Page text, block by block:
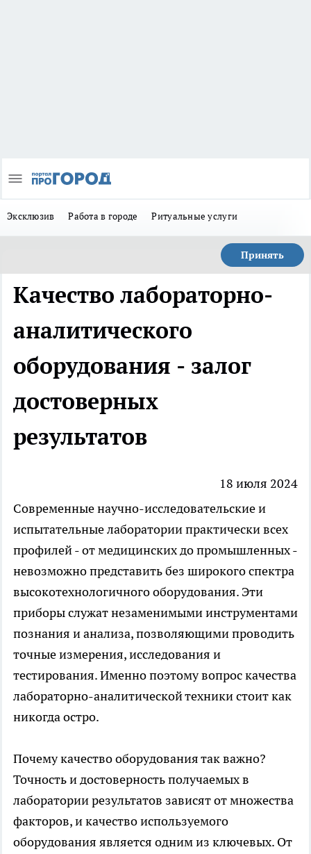
Эксклюзив Работа в городе Ритуальные услуги
Принять
Качество лабораторно-
аналитического
оборудования - залог
достоверных
результатов
18 июля 2024
Современные научно-исследовательские и
испытательные лаборатории практически всех
профилей - от медицинских до промышленных -
невозможно представить без широкого спектра
высокотехнологичного оборудования. Эти
приборы служат незаменимыми инструментами
познания и анализа, позволяющими проводить
точные измерения, исследования и
тестирования. Именно поэтому вопрос качества
лабораторно-аналитической техники стоит как
никогда остро.
Почему качество оборудования так важно?
Точность и достоверность получаемых в
лаборатории результатов зависят от множества
факторов, и качество используемого
оборудования является одним из ключевых. От